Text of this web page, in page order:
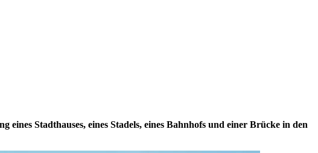
Stadthauses, eines Stadels, eines Bahnhofs und einer Brücke in den